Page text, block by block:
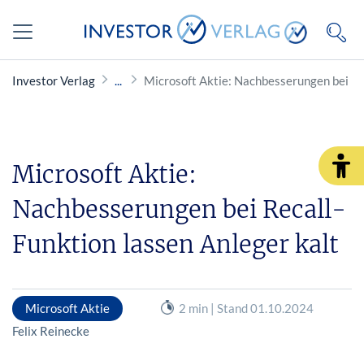
Investor Verlag Microsoft Aktie: Nachbesserungen bei
Microsoft Aktie:
Nachbesserungen bei Recall-
Funktion lassen Anleger kalt
Microsoft Aktie
2 min | Stand 01.10.2024
Felix Reinecke